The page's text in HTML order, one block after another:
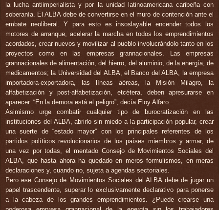
la lucha antiimperialista y por la unidad latinoamericana caribeña con
soberanía. El ALBA debe de convertirse en el muro de contención ante el
embate neoliberal. Y para esto es insoslayable encender todos los
motores de arranque, acelerar la marcha en todos los emprendimientos
acordados, crear nuevos y movilizar al pueblo involucrándolo tanto en los
proyectos como en las empresas grannacionales. Las empresas
grannacionales de alimentación, del hierro, del aluminio, de la energía, de
medicamentos; la Universidad del ALBA, el Banco del ALBA, la empresa
importadora-exportadora, las líneas aéreas, la Misión Milagro, la
alfabetización y post-alfabetización, etcétera, deben apresurarse en
aparecer. “En la demora está el peligro”, decía Eloy Alfaro.
Asimismo urge combatir cualquier tipo de burocratización en las
instituciones del ALBA, abrirlo sin miedo a la participación popular, crear
una suerte de “estado mayor” con los principales referentes de los
partidos políticos revolucionarios de los países miembros y armar, de
una vez por todas, el mentado Consejo de Movimientos Sociales del
ALBA, que hasta ahora ha quedado en meros formulismos, en meras
declaraciones y, cuando no, sujeta a agendas sectoriales.
Pero ese Consejo de Movimientos Sociales del ALBA debe de jugar un
papel trascendente, superar lo exclusivamente declarativo para ponerse
a la cabeza de los grandes emprendimientos. ¿Puede crearse una